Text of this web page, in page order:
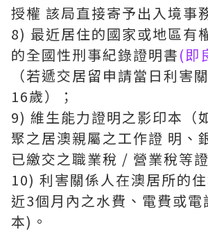
授權 該局直接寄予出入境事
8) 最近居住的國家或地區有
的全國性刑事紀錄證明書(即
（若遞交居留申請當日利害
16歲）；
9) 維生能力證明之影印本（
聚之居澳親屬之工作證 明、
已繳交之職業稅 / 營業稅等證
10) 利害關係人在澳居所的住
近3個月內之水費、電費或電
本)。